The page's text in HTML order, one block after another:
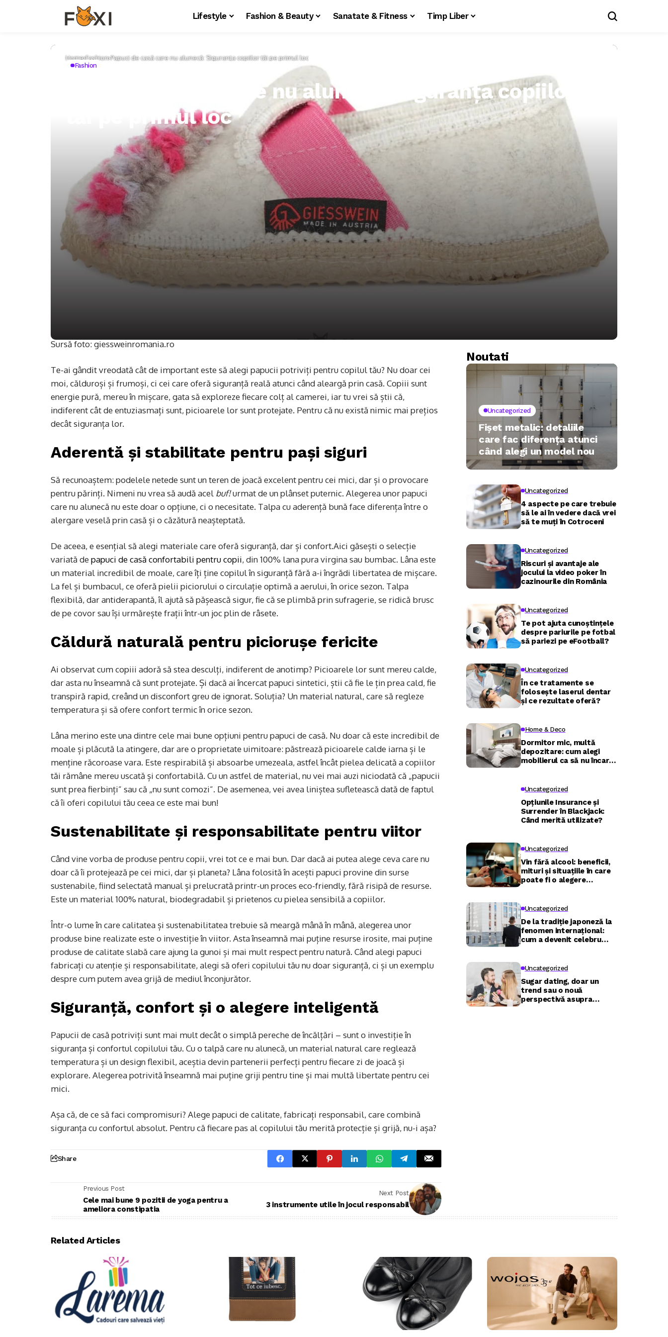
Lifestyle Fashion & Beauty Sanatate & Fitness Timp Liber
Home Fashion Papuci de casă care nu alunecă: Siguranța copiilor tăi pe primul loc
Fashion
Papuci de casă care nu alunecă: Siguranța copiilor
tăi pe primul loc
Sursă foto: giessweinromania.ro
Te-ai gândit vreodată cât de important este să alegi papucii potriviți pentru copilul tău? Nu doar cei
moi, călduroși și frumoși, ci cei care oferă siguranță reală atunci când aleargă prin casă. Copiii sunt
energie pură, mereu în mișcare, gata să exploreze fiecare colț al camerei, iar tu vrei să știi că,
indiferent cât de entuziasmați sunt, picioarele lor sunt protejate. Pentru că nu există nimic mai prețios
decât siguranța lor.
Aderentă și stabilitate pentru pași siguri
Să recunoaștem: podelele netede sunt un teren de joacă excelent pentru cei mici, dar și o provocare
pentru părinți. Nimeni nu vrea să audă acel buf!urmat de un plânset puternic. Alegerea unor papuci
care nu alunecă nu este doar o opțiune, ci o necesitate. Talpa cu aderență bună face diferența între o
alergare veselă prin casă și o căzătură neașteptată.
De aceea, e esențial să alegi materiale care oferă siguranță, dar și confort.Aici găsești o selecție
variată de papuci de casă confortabili pentru copii, din 100% lana pura virgina sau bumbac. Lâna este
un material incredibil de moale, care îți ține copilul în siguranță fără a-i îngrădi libertatea de mișcare.
La fel și bumbacul, ce oferă pielii piciorului o circulație optimă a aerului, în orice sezon. Talpa
flexibilă, dar antiderapantă, îl ajută să pășească sigur, fie că se plimbă prin sufragerie, se ridică brusc
de pe covor sau își urmărește frații într-un joc plin de râsete.
Căldură naturală pentru piciorușe fericite
Ai observat cum copiii adoră să stea desculți, indiferent de anotimp? Picioarele lor sunt mereu calde,
dar asta nu înseamnă că sunt protejate. Și dacă ai încercat papuci sintetici, știi că fie le țin prea cald, fie
transpiră rapid, creând un disconfort greu de ignorat. Soluția? Un material natural, care să regleze
temperatura și să ofere confort termic în orice sezon.
Lâna merino este una dintre cele mai bune opțiuni pentru papuci de casă. Nu doar că este incredibil de
moale și plăcută la atingere, dar are o proprietate uimitoare: păstrează picioarele calde iarna și le
menține răcoroase vara. Este respirabilă și absoarbe umezeala, astfel încât pielea delicată a copiilor
tăi rămâne mereu uscată și confortabilă. Cu un astfel de material, nu vei mai auzi niciodată că „papucii
sunt prea fierbinți” sau că „nu sunt comozi”. De asemenea, vei avea liniștea sufletească dată de faptul
că îi oferi copilului tău ceea ce este mai bun!
Sustenabilitate și responsabilitate pentru viitor
Când vine vorba de produse pentru copii, vrei tot ce e mai bun. Dar dacă ai putea alege ceva care nu
doar că îi protejează pe cei mici, dar și planeta? Lâna folosită în acești papuci provine din surse
sustenabile, fiind selectată manual și prelucrată printr-un proces eco-friendly, fără risipă de resurse.
Este un material 100% natural, biodegradabil și prietenos cu pielea sensibilă a copiilor.
Într-o lume în care calitatea și sustenabilitatea trebuie să meargă mână în mână, alegerea unor
produse bine realizate este o investiție în viitor. Asta înseamnă mai puține resurse irosite, mai puține
produse de calitate slabă care ajung la gunoi și mai mult respect pentru natură. Când alegi papuci
fabricați cu atenție și responsabilitate, alegi să oferi copilului tău nu doar siguranță, ci și un exemplu
despre cum putem avea grijă de mediul înconjurător.
Siguranță, confort și o alegere inteligentă
Papucii de casă potriviți sunt mai mult decât o simplă pereche de încălțări – sunt o investiție în
siguranța și confortul copilului tău. Cu o talpă care nu alunecă, un material natural care reglează
temperatura și un design flexibil, aceștia devin partenerii perfecți pentru fiecare zi de joacă și
explorare. Alegerea potrivită înseamnă mai puține griji pentru tine și mai multă libertate pentru cei
mici.
Așa că, de ce să faci compromisuri? Alege papuci de calitate, fabricați responsabil, care combină
siguranța cu confortul absolut. Pentru că fiecare pas al copilului tău merită protecție și grijă, nu-i așa?
Share
Previous Post
Cele mai bune 9 pozitii de yoga pentru a
ameliora constipatia
Next Post
3 instrumente utile în jocul responsabil
Noutati
Uncategorized
Fișet metalic: detaliile
care fac diferența atunci
când alegi un model nou
Uncategorized
4 aspecte pe care trebuie
să le ai în vedere dacă vrei
să te muți în Cotroceni
Uncategorized
Riscuri și avantaje ale
jocului la video poker în
cazinourile din România
Uncategorized
Te pot ajuta cunoștințele
despre pariurile pe fotbal
să pariezi pe eFootball?
Uncategorized
În ce tratamente se
folosește laserul dentar
și ce rezultate oferă?
Home & Deco
Dormitor mic, multă
depozitare: cum alegi
mobilierul ca să nu încarci
Uncategorized
Opțiunile Insurance și
Surrender în Blackjack:
Când merită utilizate?
Uncategorized
Vin fără alcool: beneficii,
mituri și situațiile în care
poate fi o alegere
Uncategorized
De la tradiție japoneză la
fenomen internațional:
cum a devenit celebru
Uncategorized
Sugar dating, doar un
trend sau o nouă
perspectivă asupra
Related Articles